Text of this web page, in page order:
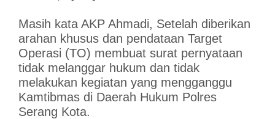
Masih kata AKP Ahmadi, Setelah diberikan
arahan khusus dan pendataan Target
Operasi (TO) membuat surat pernyataan
tidak melanggar hukum dan tidak
melakukan kegiatan yang mengganggu
Kamtibmas di Daerah Hukum Polres
Serang Kota.